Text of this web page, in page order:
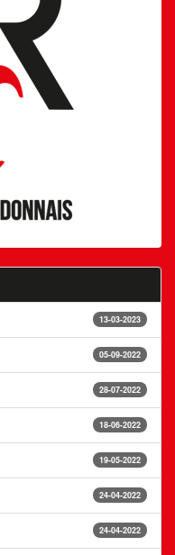
13-03-2023
05-09-2022
28-07-2022
18-06-2022
19-05-2022
24-04-2022
24-04-2022